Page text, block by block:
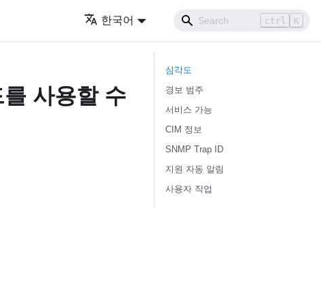
한국어 ctrl K
사용할 수
심각도
경보 범주
서비스 가능
CIM 정보
SNMP Trap ID
지원 자동 알림
사용자 작업